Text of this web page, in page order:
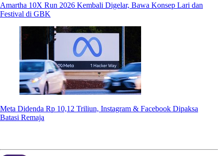
Amartha 10X Run 2026 Kembali Digelar, Bawa Konsep Lari dan
Festival di GBK
Meta Didenda Rp 10,12 Triliun, Instagram & Facebook Dipaksa
Batasi Remaja